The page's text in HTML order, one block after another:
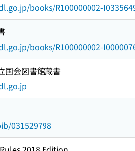
books/R100000002-
books/R100000002-
国会図書館蔵書
031529798